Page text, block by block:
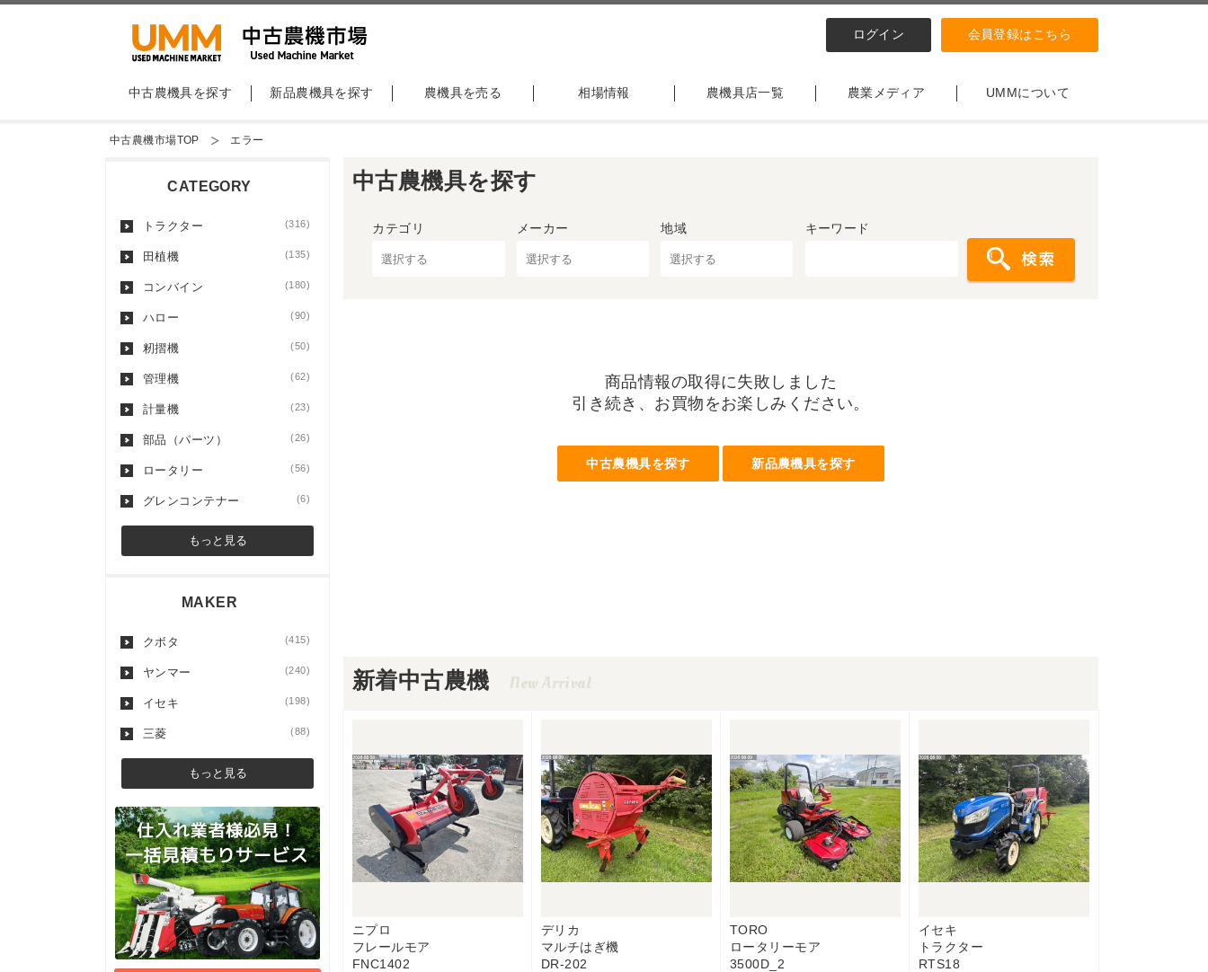
ログイン 会員登録はこちら
中古農機具を探す 新品農機具を探す 農機具を売る 相場情報 農機具店一覧 農業メディア UMMについて
中古農機市場TOP エラー
中古農機具を探す
カテゴリ メーカー 地域 キーワード
商品情報の取得に失敗しました
引き続き、お買物をお楽しみください。
中古農機具を探す 新品農機具を探す
新着中古農機 New Arrival
ニプロ
フレールモア
FNC1402
デリカ
マルチはぎ機
DR-202
TORO
ロータリーモア
3500D_2
イセキ
トラクター
RTS18
CATEGORY
トラクター (316)
田植機 (135)
コンバイン (180)
ハロー (90)
籾摺機 (50)
管理機 (62)
計量機 (23)
部品（パーツ） (26)
ロータリー (56)
グレンコンテナー (6)
もっと見る
MAKER
クボタ (415)
ヤンマー (240)
イセキ (198)
三菱 (88)
もっと見る